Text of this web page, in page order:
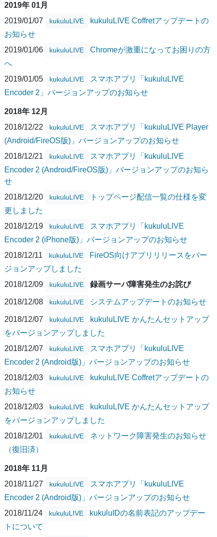
2019年 01月
2019/01/07
kukuluLIVE
kukuluLIVE Coffretアップデートの
お知らせ
2019/01/06
kukuluLIVE
Chromeが激重になってお困りの方
へ
2019/01/05
kukuluLIVE
スマホアプリ「kukuluLIVE
Encoder 2」バージョンアップのお知らせ
2018年 12月
2018/12/22
kukuluLIVE
スマホアプリ「kukuluLIVE Player
(Android/FireOS版)」バージョンアップのお知らせ
2018/12/21
kukuluLIVE
スマホアプリ「kukuluLIVE
Encoder 2 (Android/FireOS版)」バージョンアップのお知ら
せ
2018/12/20
kukuluLIVE
トップページ配信一覧の仕様を変
更しました
2018/12/19
kukuluLIVE
スマホアプリ「kukuluLIVE
Encoder 2 (iPhone版)」バージョンアップのお知らせ
2018/12/11
kukuluLIVE
FireOS向けアプリリリースをバー
ジョンアップしました
2018/12/09
kukuluLIVE 録画サーバ障害発生のお詫び
2018/12/08 kukuluLIVE システムアップデートのお知らせ
2018/12/07 kukuluLIVE
kukuluLIVE かんたんセットアップ
をバージョンアップしました
2018/12/07
kukuluLIVE
スマホアプリ「kukuluLIVE
Encoder 2 (Android版)」バージョンアップのお知らせ
2018/12/03
kukuluLIVE
kukuluLIVE Coffretアップデートの
お知らせ
2018/12/03
kukuluLIVE
kukuluLIVE かんたんセットアップ
をバージョンアップしました
2018/12/01
kukuluLIVE
ネットワーク障害発生のお知らせ
（復旧済）
2018年 11月
2018/11/27
kukuluLIVE
スマホアプリ「kukuluLIVE
Encoder 2 (Android版)」バージョンアップのお知らせ
2018/11/24
kukuluLIVE
kukuluIDの名前表記のアップデー
トについて